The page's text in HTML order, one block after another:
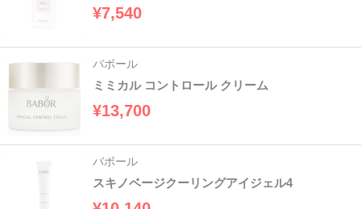
¥7,540
バボール
ミミカル コントロール クリーム
¥13,700
バボール
スキノベージクーリングアイジェル4